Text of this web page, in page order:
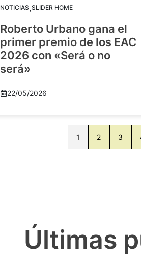
NOTICIAS,SLIDER HOME
Roberto Urbano gana el
primer premio de los EAC
2026 con «Será o no
será»
22/05/2026
1 2 3
Últimas